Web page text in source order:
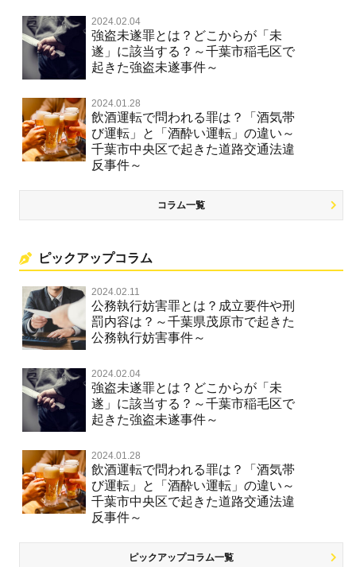
2024.02.04
強盗未遂罪とは？どこからが「未
遂」に該当する？～千葉市稲毛区で
起きた強盗未遂事件～
2024.01.28
飲酒運転で問われる罪は？「酒気帯
び運転」と「酒酔い運転」の違い～
千葉市中央区で起きた道路交通法違
反事件～
コラム一覧
ピックアップコラム
2024.02.11
公務執行妨害罪とは？成立要件や刑
罰内容は？～千葉県茂原市で起きた
公務執行妨害事件～
2024.02.04
強盗未遂罪とは？どこからが「未
遂」に該当する？～千葉市稲毛区で
起きた強盗未遂事件～
2024.01.28
飲酒運転で問われる罪は？「酒気帯
び運転」と「酒酔い運転」の違い～
千葉市中央区で起きた道路交通法違
反事件～
ピックアップコラム一覧